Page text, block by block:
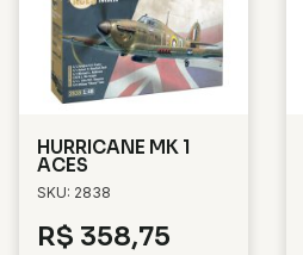
HURRICANE MK 1
ACES
SKU: 2838
R$ 358,75